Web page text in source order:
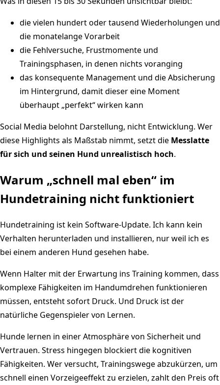
die vielen hundert oder tausend Wiederholungen und
die monatelange Vorarbeit
die Fehlversuche, Frustmomente und
Trainingsphasen, in denen nichts voranging
das konsequente Management und die Absicherung
im Hintergrund, damit dieser eine Moment
überhaupt „perfekt“ wirken kann
Social Media belohnt Darstellung, nicht Entwicklung. Wer
diese Highlights als Maßstab nimmt, setzt die Messlatte
für sich und seinen Hund unrealistisch hoch.
Warum „schnell mal eben“ im
Hundetraining nicht funktioniert
Hundetraining ist kein Software-Update. Ich kann kein
Verhalten herunterladen und installieren, nur weil ich es
bei einem anderen Hund gesehen habe.
Wenn Halter mit der Erwartung ins Training kommen, dass
komplexe Fähigkeiten im Handumdrehen funktionieren
müssen, entsteht sofort Druck. Und Druck ist der
natürliche Gegenspieler von Lernen.
Hunde lernen in einer Atmosphäre von Sicherheit und
Vertrauen. Stress hingegen blockiert die kognitiven
Fähigkeiten. Wer versucht, Trainingswege abzukürzen, um
schnell einen Vorzeigeeffekt zu erzielen, zahlt den Preis oft